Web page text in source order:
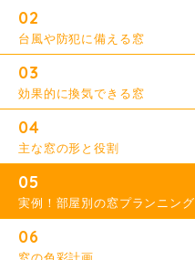
02
台風や防犯に備える窓
03
効果的に換気できる窓
04
主な窓の形と役割
05
実例！部屋別の窓プランニング
06